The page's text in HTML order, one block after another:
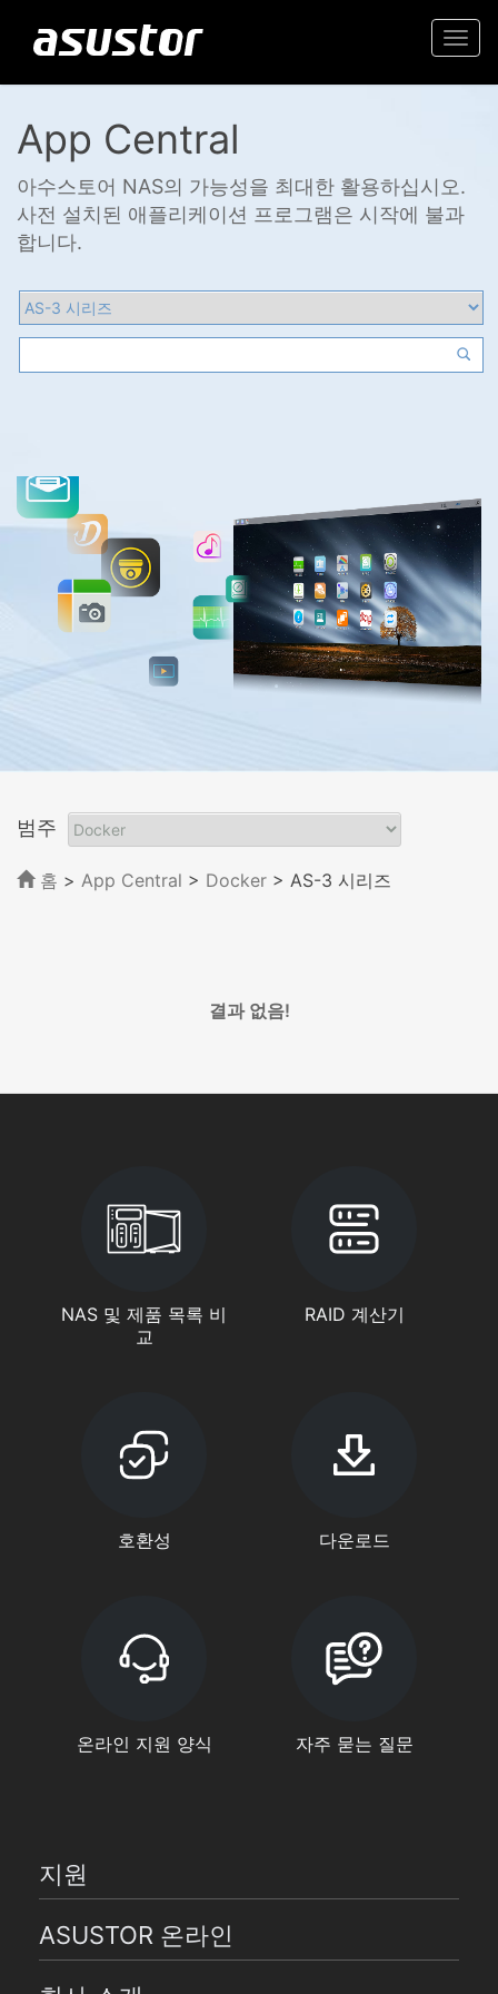
App Central
아수스토어 NAS의 가능성을 최대한 활용하십시오.
사전 설치된 애플리케이션 프로그램은 시작에 불과
합니다.
범주
홈 > App Central > Docker > AS-3 시리즈
결과 없음!
NAS 및 제품 목록 비
교
RAID 계산기
호환성 다운로드
온라인 지원 양식 자주 묻는 질문
지원
ASUSTOR 온라인